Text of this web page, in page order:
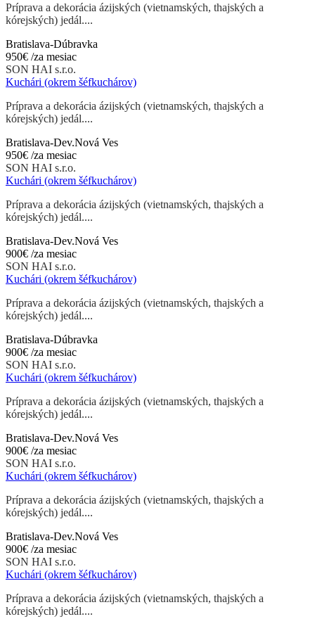
Príprava a dekorácia ázijských (vietnamských, thajských a
kórejských) jedál....
Bratislava-Dúbravka
950€ /za mesiac
SON HAI s.r.o.
Kuchári (okrem šéfkuchárov)
Príprava a dekorácia ázijských (vietnamských, thajských a
kórejských) jedál....
Bratislava-Dev.Nová Ves
950€ /za mesiac
SON HAI s.r.o.
Kuchári (okrem šéfkuchárov)
Príprava a dekorácia ázijských (vietnamských, thajských a
kórejských) jedál....
Bratislava-Dev.Nová Ves
900€ /za mesiac
SON HAI s.r.o.
Kuchári (okrem šéfkuchárov)
Príprava a dekorácia ázijských (vietnamských, thajských a
kórejských) jedál....
Bratislava-Dúbravka
900€ /za mesiac
SON HAI s.r.o.
Kuchári (okrem šéfkuchárov)
Príprava a dekorácia ázijských (vietnamských, thajských a
kórejských) jedál....
Bratislava-Dev.Nová Ves
900€ /za mesiac
SON HAI s.r.o.
Kuchári (okrem šéfkuchárov)
Príprava a dekorácia ázijských (vietnamských, thajských a
kórejských) jedál....
Bratislava-Dev.Nová Ves
900€ /za mesiac
SON HAI s.r.o.
Kuchári (okrem šéfkuchárov)
Príprava a dekorácia ázijských (vietnamských, thajských a
kórejských) jedál....